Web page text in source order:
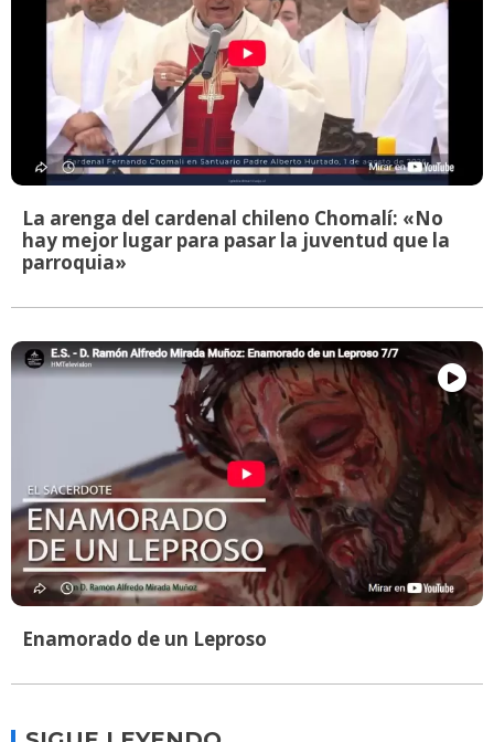
La arenga del cardenal chileno Chomalí: «No
hay mejor lugar para pasar la juventud que la
parroquia»
Enamorado de un Leproso